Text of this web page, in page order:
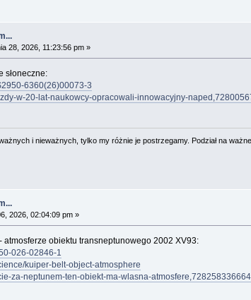
28, 2026, 11:23:56 pm »
słoneczne:
6360(26)00073-3
w-20-lat-naukowcy-opracowali-innowacyjny-
i nieważnych, tylko my różnie je postrzegamy. Podział na
2026, 02:04:09 pm »
obiektu transneptunowego 2002 XV93:
026-02846-1
kuiper-belt-object-atmosphere
za-neptunem-ten-obiekt-ma-wlasna-